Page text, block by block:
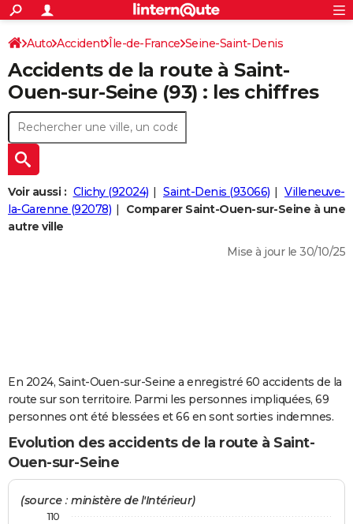
ACTUALITÉS
Politique
Société
Faits Divers
Education
Monde
Villes
+
SPORT
Coupe du monde 2026
Football
Tennis
Cyclisme
Rugby
Forum
Programme TV
TNT
Streaming
Cinéma
Sorties cinéma
Musique
+
FINANCE
Retraite
Impôts
Epargne
Immobilier
Risques naturels par ville
Banque
Assurance
Crédit
AUTO
Essais
Réserver un essai
Citadines
Berlines
SUV
Forum auto
+
HIGH-TECH
Mobiles
Meilleur smartphone
Internet
Ordinateurs
Jeux vidéo
Guide high-tech
+
BRICOLAGE
GUIDES D'ACHAT
BONS PLANS
CARTE DE VOEUX
Carte de Noël
Carte Bonne année
Carte Saint-Valentin
Carte Pâques
Carte d'anniversaire
DICTIONNAIRE
Rechercher
S'inscrire
Connexion
Auto Accident Île-de-France Seine-Saint-Denis
Accidents de la route à Saint-
Ouen-sur-Seine (93) : les chiffres
Voir aussi : Clichy (92024) Saint-Denis (93066)
Villeneuve-
la-Garenne (92078)
Comparer Saint-Ouen-sur-Seine à une
autre ville
Mise à jour le 30/10/25
En 2024, Saint-Ouen-sur-Seine a enregistré 60 accidents de la
route sur son territoire. Parmi les personnes impliquées, 69
personnes ont été blessées et 66 en sont sorties indemnes.
Evolution des accidents de la route à Saint-
Ouen-sur-Seine
(source : ministère de l'Intérieur)
110